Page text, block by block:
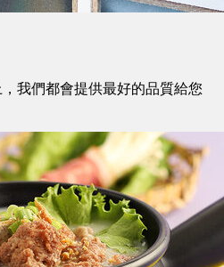
我們都會提供最好的品質給您